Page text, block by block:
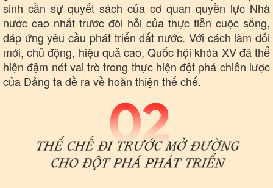
Thông tin doanh nghiệp
Doanh nghiệp 24h
Doanh nhân
Công nghệ
Sành điệu
Tin Công nghệ
Trải nghiệm
sinh cần sự quyết sách của cơ quan quyền lực Nhà
nước cao nhất trước đòi hỏi của thực tiễn cuộc sống,
đáp ứng yêu cầu phát triển đất nước. Với cách làm đổi
mới, chủ động, hiệu quả cao, Quốc hội khóa XV đã thể
hiện đậm nét vai trò trong thực hiện đột phá chiến lược
của Đảng ta đề ra về hoàn thiện thể chế.